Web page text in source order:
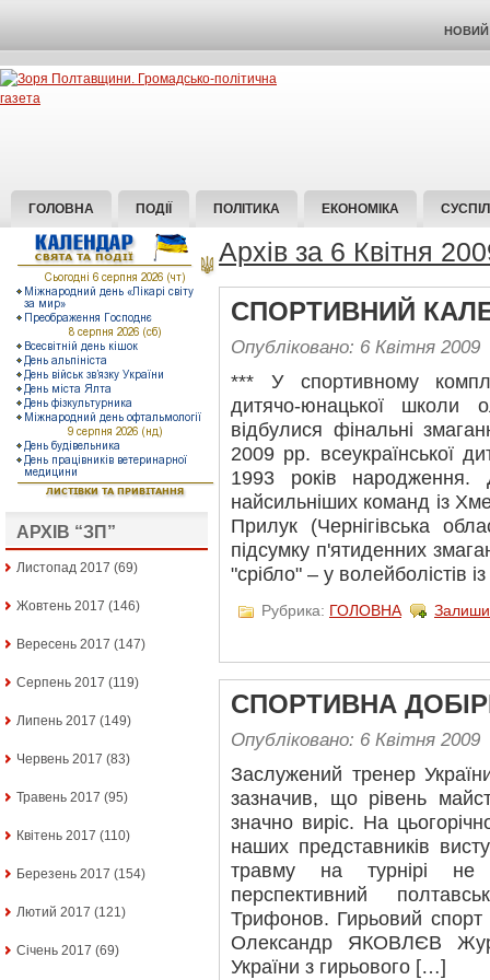
НОВИЙ
ГОЛОВНА ПОДІЇ ПОЛІТИКА ЕКОНОМІКА
АРХІВ “ЗП”
Листопад 2017 (69)
Жовтень 2017 (146)
Вересень 2017 (147)
Серпень 2017 (119)
Липень 2017 (149)
Червень 2017 (83)
Травень 2017 (95)
Квітень 2017 (110)
Березень 2017 (154)
Лютий 2017 (121)
Січень 2017 (69)
Архів за 6 Квітня
СПОРТИВНИЙ
Опубліковано: 6 Квітня 2009
*** У спортивному
дитячо-юнацької школи
відбулися фінальні
2009 рр. всеукраїнської
1993 років народження.
найсильніших команд із
Прилук (Чернігівська
підсумку п'ятиденних
"срібло" – у волейболістів
Рубрика: ГОЛОВНА
СПОРТИВНА
Опубліковано: 6 Квітня 2009
Заслужений тренер
зазначив, що рівень
значно виріс. На
наших представників
травму на турнірі
перспективний
Трифонов. Гирьовий спорт
Олександр ЯКОВЛЄВ
України з гирьового […]